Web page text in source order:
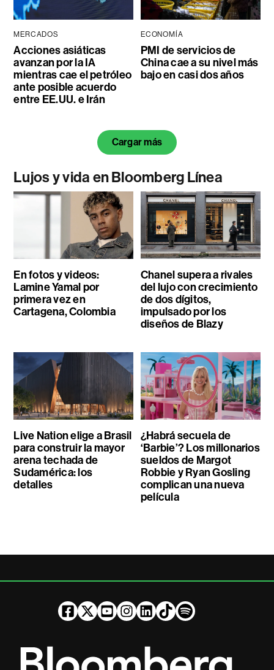
MERCADOS
Acciones asiáticas
avanzan por la IA
mientras cae el petróleo
ante posible acuerdo
entre EE.UU. e Irán
ECONOMÍA
PMI de servicios de
China cae a su nivel más
bajo en casi dos años
Cargar más
Lujos y vida en Bloomberg Línea
En fotos y videos:
Lamine Yamal por
primera vez en
Cartagena, Colombia
Chanel supera a rivales
del lujo con crecimiento
de dos dígitos,
impulsado por los
diseños de Blazy
Live Nation elige a Brasil
para construir la mayor
arena techada de
Sudamérica: los
detalles
¿Habrá secuela de
‘Barbie’? Los millonarios
sueldos de Margot
Robbie y Ryan Gosling
complican una nueva
película